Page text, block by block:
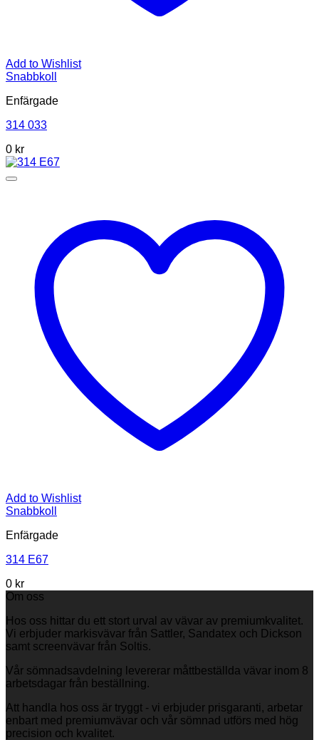
Add to Wishlist
Snabbkoll
Enfärgade
314 033
0 kr
Add to Wishlist
Snabbkoll
Enfärgade
314 E67
0 kr
Om oss
Hos oss hittar du ett stort urval av vävar av premiumkvalitet.
Vi erbjuder markisvävar från Sattler, Sandatex och Dickson
samt screenvävar från Soltis.
Vår sömnadsavdelning levererar måttbeställda vävar inom 8
arbetsdagar från beställning.
Att handla hos oss är tryggt - vi erbjuder prisgaranti, arbetar
enbart med premiumvävar och vår sömnad utförs med hög
precision och kvalitet.